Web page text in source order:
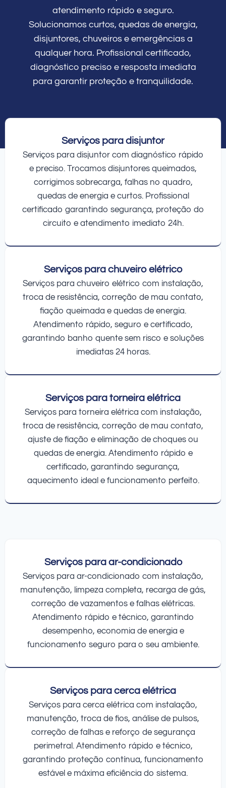
atendimento rápido e seguro.
Solucionamos curtos, quedas de energia,
disjuntores, chuveiros e emergências a
qualquer hora. Profissional certificado,
diagnóstico preciso e resposta imediata
para garantir proteção e tranquilidade.
Serviços para disjuntor
Serviços para disjuntor com diagnóstico rápido
e preciso. Trocamos disjuntores queimados,
corrigimos sobrecarga, falhas no quadro,
quedas de energia e curtos. Profissional
certificado garantindo segurança, proteção do
circuito e atendimento imediato 24h.
Serviços para chuveiro elétrico
Serviços para chuveiro elétrico com instalação,
troca de resistência, correção de mau contato,
fiação queimada e quedas de energia.
Atendimento rápido, seguro e certificado,
garantindo banho quente sem risco e soluções
imediatas 24 horas.
Serviços para torneira elétrica
Serviços para torneira elétrica com instalação,
troca de resistência, correção de mau contato,
ajuste de fiação e eliminação de choques ou
quedas de energia. Atendimento rápido e
certificado, garantindo segurança,
aquecimento ideal e funcionamento perfeito.
Serviços para ar-condicionado
Serviços para ar-condicionado com instalação,
manutenção, limpeza completa, recarga de gás,
correção de vazamentos e falhas elétricas.
Atendimento rápido e técnico, garantindo
desempenho, economia de energia e
funcionamento seguro para o seu ambiente.
Serviços para cerca elétrica
Serviços para cerca elétrica com instalação,
manutenção, troca de fios, análise de pulsos,
correção de falhas e reforço de segurança
perimetral. Atendimento rápido e técnico,
garantindo proteção contínua, funcionamento
estável e máxima eficiência do sistema.